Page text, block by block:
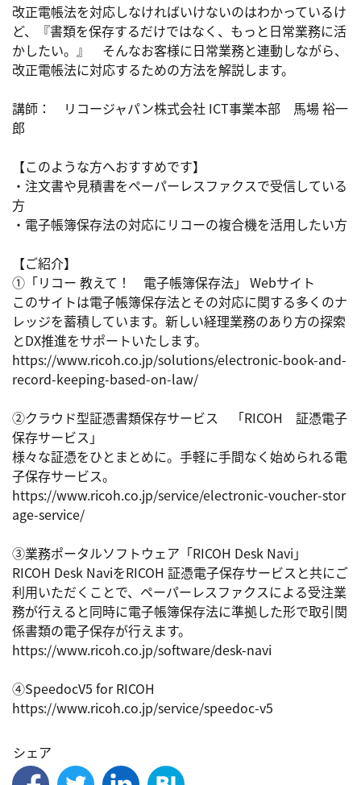
改正電帳法を対応しなければいけないのはわかっているけ
ど、『書類を保存するだけではなく、もっと日常業務に活
かしたい。』　そんなお客様に日常業務と連動しながら、
改正電帳法に対応するための方法を解説します。
講師：　リコージャパン株式会社 ICT事業本部　馬場 裕一
郎
【このような方へおすすめです】
・注文書や見積書をペーパーレスファクスで受信している
方
・電子帳簿保存法の対応にリコーの複合機を活用したい方
【ご紹介】
①「リコー 教えて！　電子帳簿保存法」 Webサイト
このサイトは電子帳簿保存法とその対応に関する多くのナ
レッジを蓄積しています。新しい経理業務のあり方の探索
とDX推進をサポートいたします。
https://www.ricoh.co.jp/solutions/electronic-book-and-
record-keeping-based-on-law/
②クラウド型証憑書類保存サービス　「RICOH　証憑電子
保存サービス」
様々な証憑をひとまとめに。手軽に手間なく始められる電
子保存サービス。
https://www.ricoh.co.jp/service/electronic-voucher-stor
age-service/
③業務ポータルソフトウェア「RICOH Desk Navi」
RICOH Desk NaviをRICOH 証憑電子保存サービスと共にご
利用いただくことで、ペーパーレスファクスによる受注業
務が行えると同時に電子帳簿保存法に準拠した形で取引関
係書類の電子保存が行えます。
https://www.ricoh.co.jp/software/desk-navi
④SpeedocV5 for RICOH
https://www.ricoh.co.jp/service/speedoc-v5
シェア